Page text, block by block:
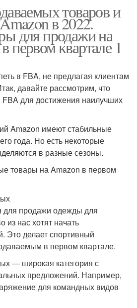
товаров и
в 2022.
для продажи на
первом квартале 1
в FBA, не предлагая клиентам
давайте рассмотрим, что
FBA для достижения наилучших
Amazon имеют стабильные
года. Но есть некоторые
в разные сезоны.
товары на Amazon в первом
продажи одежды для
нас хотят начать
Это делает спортивный
в первом квартале.
— широкая категория с
предложений. Например,
для командных видов